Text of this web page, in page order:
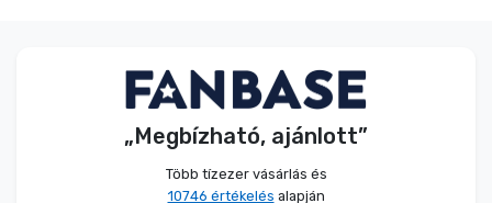
„Megbízható, ajánlott”
Több tízezer vásárlás és
10746 értékelés alapján